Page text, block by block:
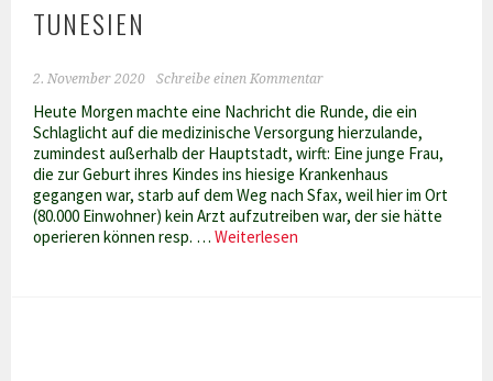
TUNESIEN
2. November 2020 Schreibe einen Kommentar
Heute Morgen machte eine Nachricht die Runde, die ein
Schlaglicht auf die medizinische Versorgung hierzulande,
zumindest außerhalb der Hauptstadt, wirft: Eine junge Frau,
die zur Geburt ihres Kindes ins hiesige Krankenhaus
gegangen war, starb auf dem Weg nach Sfax, weil hier im Ort
(80.000 Einwohner) kein Arzt aufzutreiben war, der sie hätte
operieren können resp. …Weiterlesen